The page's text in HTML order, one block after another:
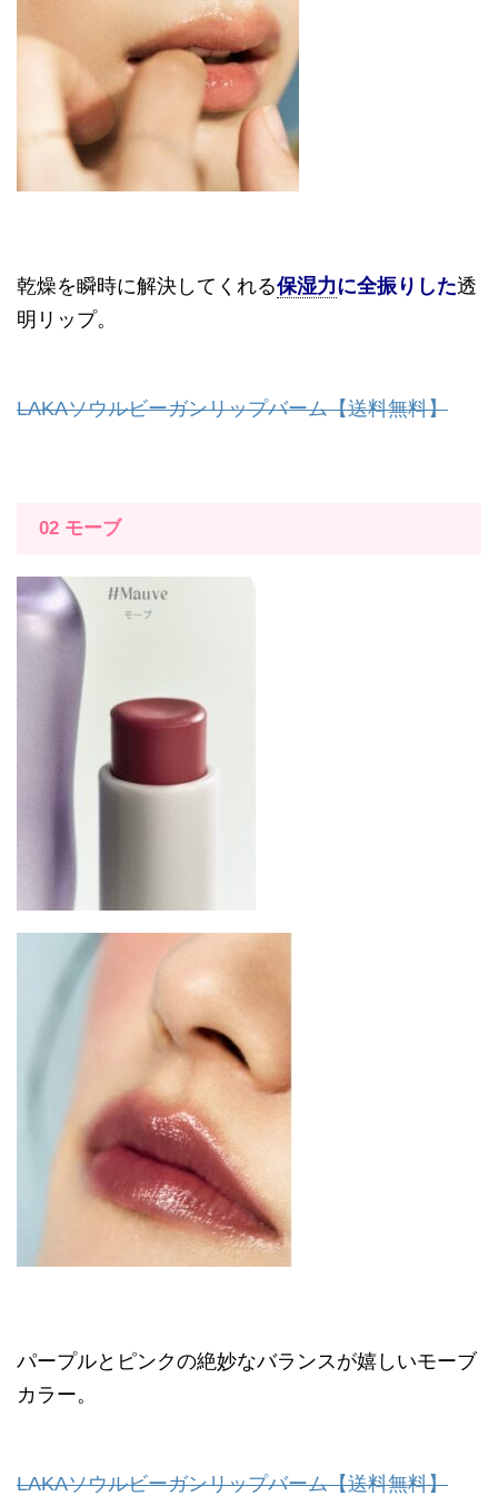
乾燥を瞬時に解決してくれる保湿力に全振りした透
明リップ。
LAKAソウルビーガンリップバーム【送料無料】
02 モーブ
パープルとピンクの絶妙なバランスが嬉しいモーブ
カラー。
LAKAソウルビーガンリップバーム【送料無料】